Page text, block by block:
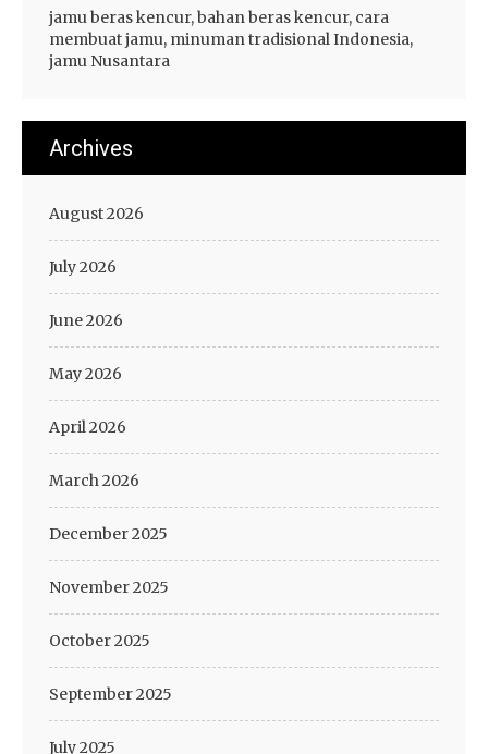
jamu beras kencur, bahan beras kencur, cara
membuat jamu, minuman tradisional Indonesia,
jamu Nusantara
Archives
August 2026
July 2026
June 2026
May 2026
April 2026
March 2026
December 2025
November 2025
October 2025
September 2025
July 2025